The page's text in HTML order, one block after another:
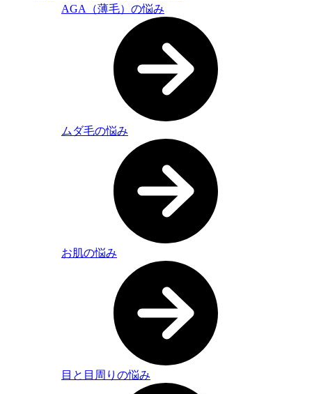
AGA（薄毛）の悩み
ムダ毛の悩み
お肌の悩み
目と目周りの悩み